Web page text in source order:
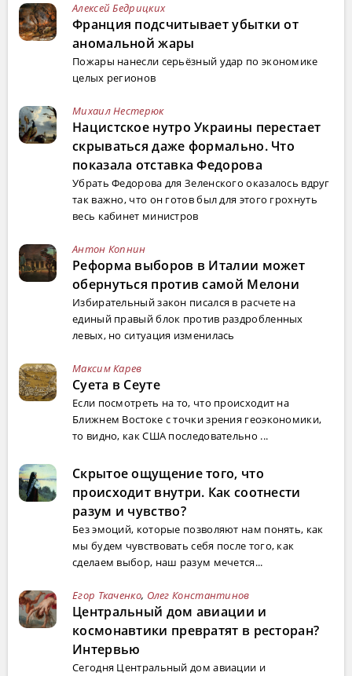
Алексей Бедрицких
Франция подсчитывает убытки от
аномальной жары
Пожары нанесли серьёзный удар по экономике
целых регионов
Михаил Нестерюк
Нацистское нутро Украины перестает
скрываться даже формально. Что
показала отставка Федорова
Убрать Федорова для Зеленского оказалось вдруг
так важно, что он готов был для этого грохнуть
весь кабинет министров
Антон Копнин
Реформа выборов в Италии может
обернуться против самой Мелони
Избирательный закон писался в расчете на
единый правый блок против раздробленных
левых, но ситуация изменилась
Максим Карев
Суета в Сеуте
Если посмотреть на то, что происходит на
Ближнем Востоке с точки зрения геоэкономики,
то видно, как США последовательно ...
Скрытое ощущение того, что
происходит внутри. Как соотнести
разум и чувство?
Без эмоций, которые позволяют нам понять, как
мы будем чувствовать себя после того, как
сделаем выбор, наш разум мечется...
Егор Ткаченко, Олег Константинов
Центральный дом авиации и
космонавтики превратят в ресторан?
Интервью
Сегодня Центральный дом авиации и